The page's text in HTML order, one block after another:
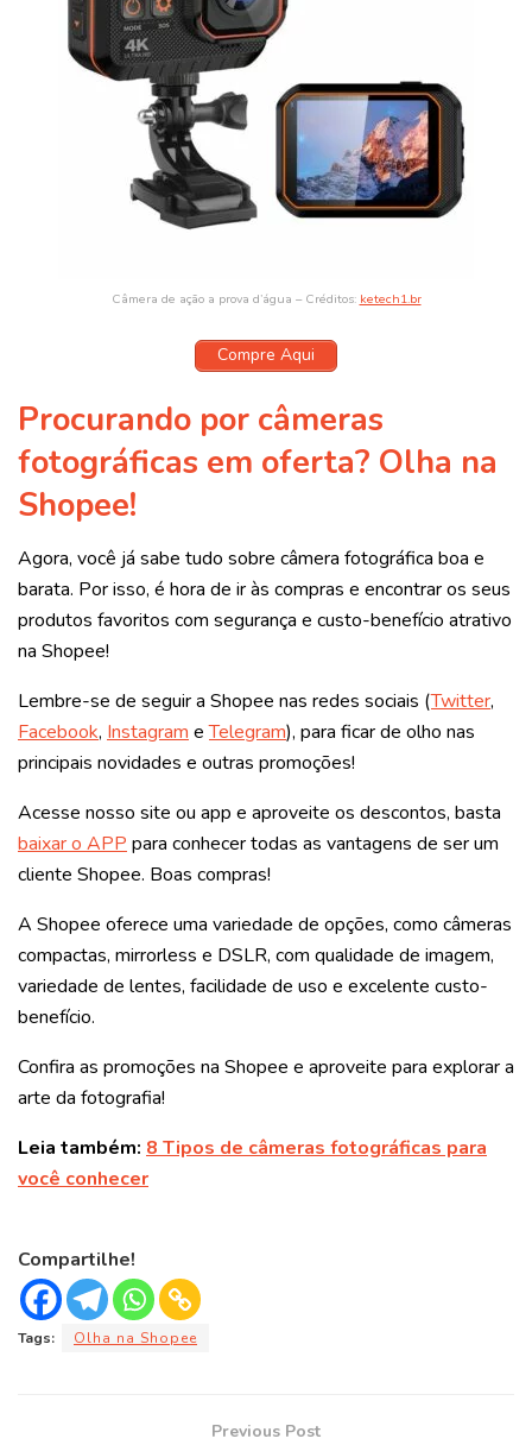
Câmera de ação a prova d’água – Créditos: ketech1.br
Compre Aqui
Procurando por câmeras
fotográficas em oferta? Olha na
Shopee!
Agora, você já sabe tudo sobre câmera fotográfica boa e
barata. Por isso, é hora de ir às compras e encontrar os seus
produtos favoritos com segurança e custo-benefício atrativo
na Shopee!
Lembre-se de seguir a Shopee nas redes sociais (Twitter,
Facebook, Instagram eTelegram), para ficar de olho nas
principais novidades e outras promoções!
Acesse nosso site ou app e aproveite os descontos, basta
baixar o APP para conhecer todas as vantagens de ser um
cliente Shopee. Boas compras!
A Shopee oferece uma variedade de opções, como câmeras
compactas, mirrorless e DSLR, com qualidade de imagem,
variedade de lentes, facilidade de uso e excelente custo-
benefício.
Confira as promoções na Shopee e aproveite para explorar a
arte da fotografia!
Leia também: 8 Tipos de câmeras fotográficas para
você conhecer
Compartilhe!
Tags: Olha na Shopee
Previous Post